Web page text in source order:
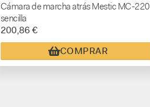
Cámara de marcha atrás Mestic MC-220
sencilla
200,86 €
COMPRAR